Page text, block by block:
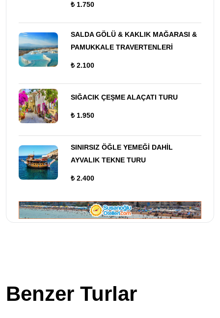
₺ 1.750
SALDA GÖLÜ & KAKLIK MAĞARASI &
PAMUKKALE TRAVERTENLERİ
₺ 2.100
SIĞACIK ÇEŞME ALAÇATI TURU
₺ 1.950
SINIRSIZ ÖĞLE YEMEĞİ DAHİL
AYVALIK TEKNE TURU
₺ 2.400
Benzer Turlar